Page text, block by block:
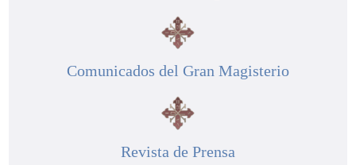
Comunicados del Gran Magisterio
Revista de Prensa